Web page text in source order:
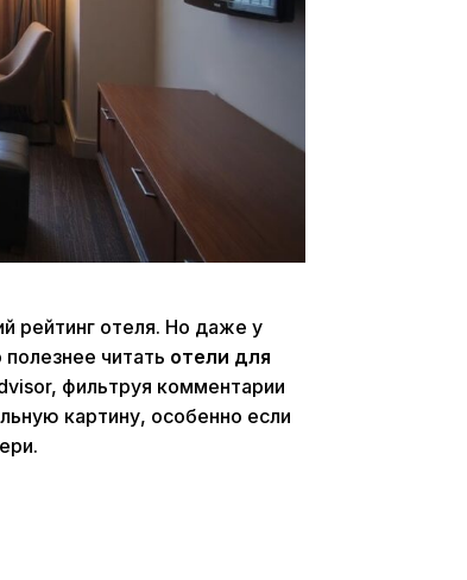
рейтинг отеля. Но даже у
читать отели для
фильтруя комментарии
картину, особенно если